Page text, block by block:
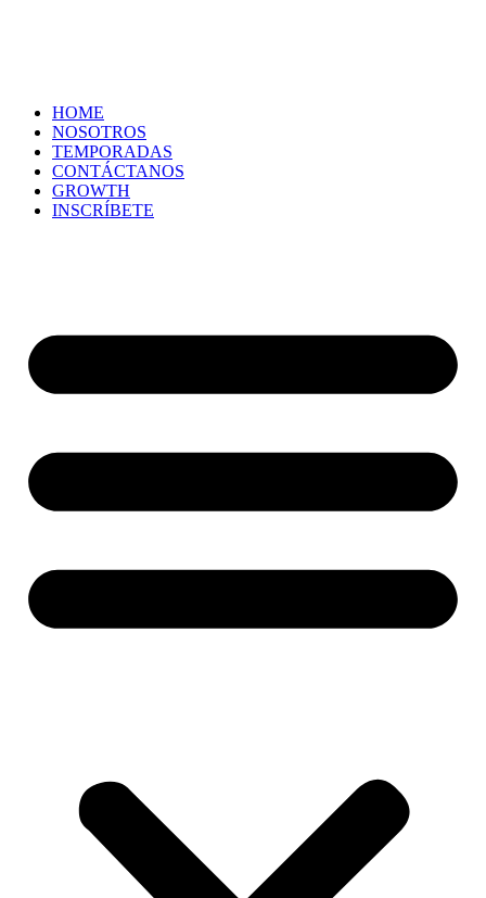
HOME
NOSOTROS
TEMPORADAS
CONTÁCTANOS
GROWTH
INSCRÍBETE